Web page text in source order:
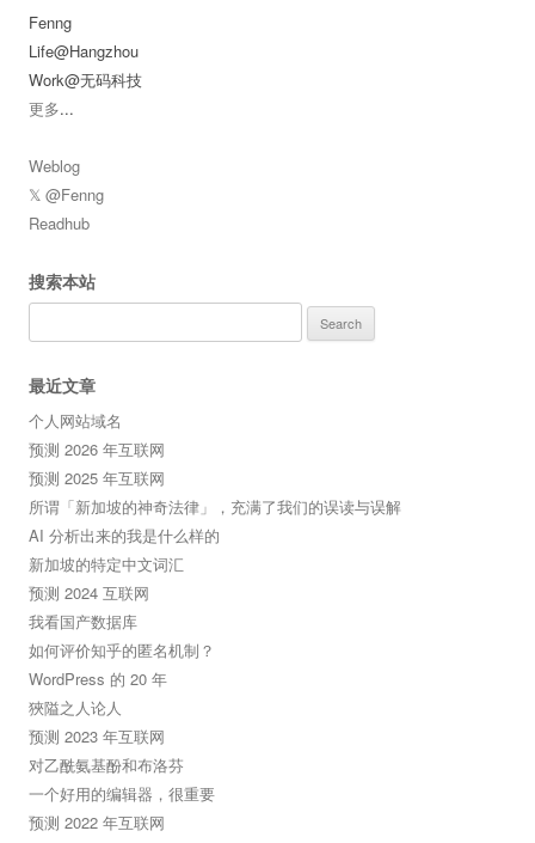
Fenng
Life@Hangzhou
Work@无码科技
更多...
Weblog
𝕏 @Fenng
Readhub
搜索本站
for:
最近文章
个人网站域名
预测 2026 年互联网
预测 2025 年互联网
所谓「新加坡的神奇法律」，充满了我们的误读与误解
AI 分析出来的我是什么样的
新加坡的特定中文词汇
预测 2024 互联网
我看国产数据库
如何评价知乎的匿名机制？
WordPress 的 20 年
狹隘之人论人
预测 2023 年互联网
对乙酰氨基酚和布洛芬
一个好用的编辑器，很重要
预测 2022 年互联网